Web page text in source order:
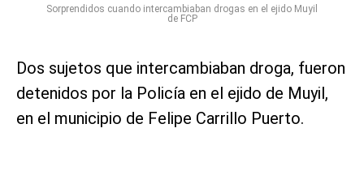
Sorprendidos cuando intercambiaban drogas en el ejido Muyil
de FCP
Dos sujetos que intercambiaban droga, fueron
detenidos por la Policía en el ejido de Muyil,
en el municipio de Felipe Carrillo Puerto.